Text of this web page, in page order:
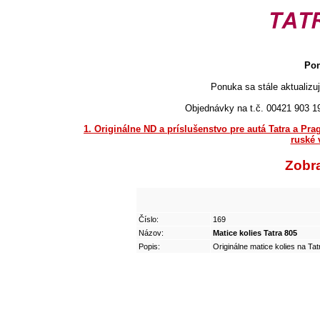
Ponuka sa stále
Objednávky na t.č. 00421 903
1. Originálne ND a príslušenstvo pre autá Tatra a
ruské
Číslo:
169
Názov:
Matice kolies Tatra 805
Popis:
Originálne matice kolies na